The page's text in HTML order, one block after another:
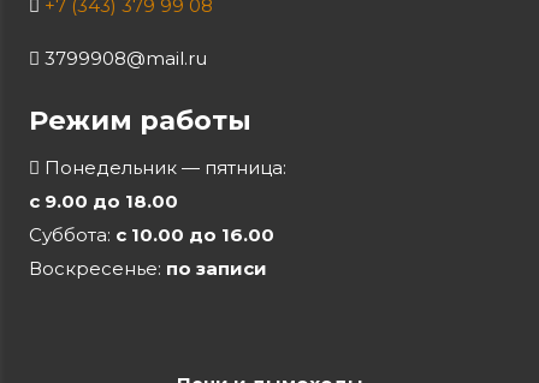
+7 (343) 379 99 08
3799908@mail.ru
Режим работы
Понедельник — пятница:
с 9.00 до 18.00
Суббота: с 10.00 до 16.00
Воскресенье: по записи